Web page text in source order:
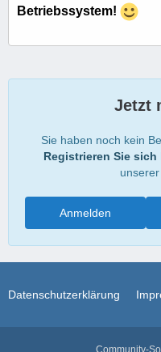
Betriebssystem!
Jetzt
Sie haben noch kein
Registrieren Sie
Anmelden
Datenschutzerklärung